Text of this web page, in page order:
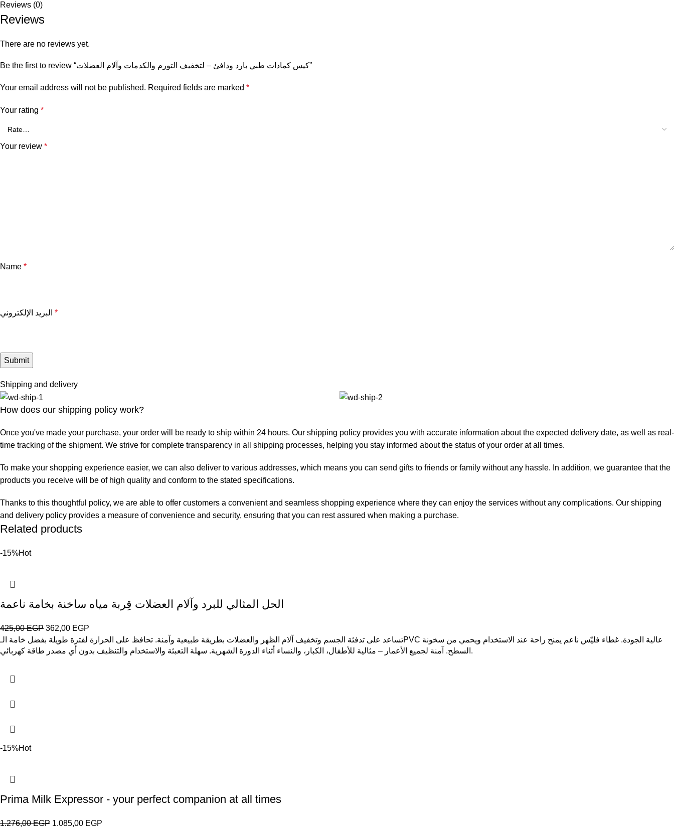
Reviews (0)
Reviews
There are no reviews yet.
Be the first to review “كيس كمادات طبي بارد ودافئ – لتخفيف التورم والكدمات وآلام العضلات”
Your email address will not be published. Required fields are marked *
Your rating *
Your review *
Name *
*
Shipping and delivery
How does our shipping policy work?
Once you've made your purchase, your order will be ready to ship within 24 hours. Our shipping policy provides you with accurate information about the expected delivery date, as well as real-
time tracking of the shipment. We strive for complete transparency in all shipping processes, helping you stay informed about the status of your order at all times.
To make your shopping experience easier, we can also deliver to various addresses, which means you can send gifts to friends or family without any hassle. In addition, we guarantee that the
products you receive will be of high quality and conform to the stated specifications.
Thanks to this thoughtful policy, we are able to offer customers a convenient and seamless shopping experience where they can enjoy the services without any complications. Our shipping
and delivery policy provides a measure of convenience and security, ensuring that you can rest assured when making a purchase.
Related products
-15%Hot
الحل المثالي للبرد وآلام العضلات قِربة مياه ساخنة بخامة ناعمة
425,00EGP 362,00 EGP
تساعد على تدفئة الجسم وتخفيف آلام الظهر والعضلات بطريقة طبيعية وآمنة. تحافظ على الحرارة لفترة طويلة بفضل خامة الـPVC عالية الجودة. غطاء فليّس ناعم يمنح راحة عند الاستخدام ويحمي من سخونة
السطح. آمنة لجميع الأعمار – مثالية للأطفال، الكبار، والنساء أثناء الدورة الشهرية. سهلة التعبئة والاستخدام والتنظيف بدون أي مصدر طاقة كهربائي.
-15%Hot
Prima Milk Expressor - your perfect companion at all times
1.276,00EGP 1.085,00 EGP